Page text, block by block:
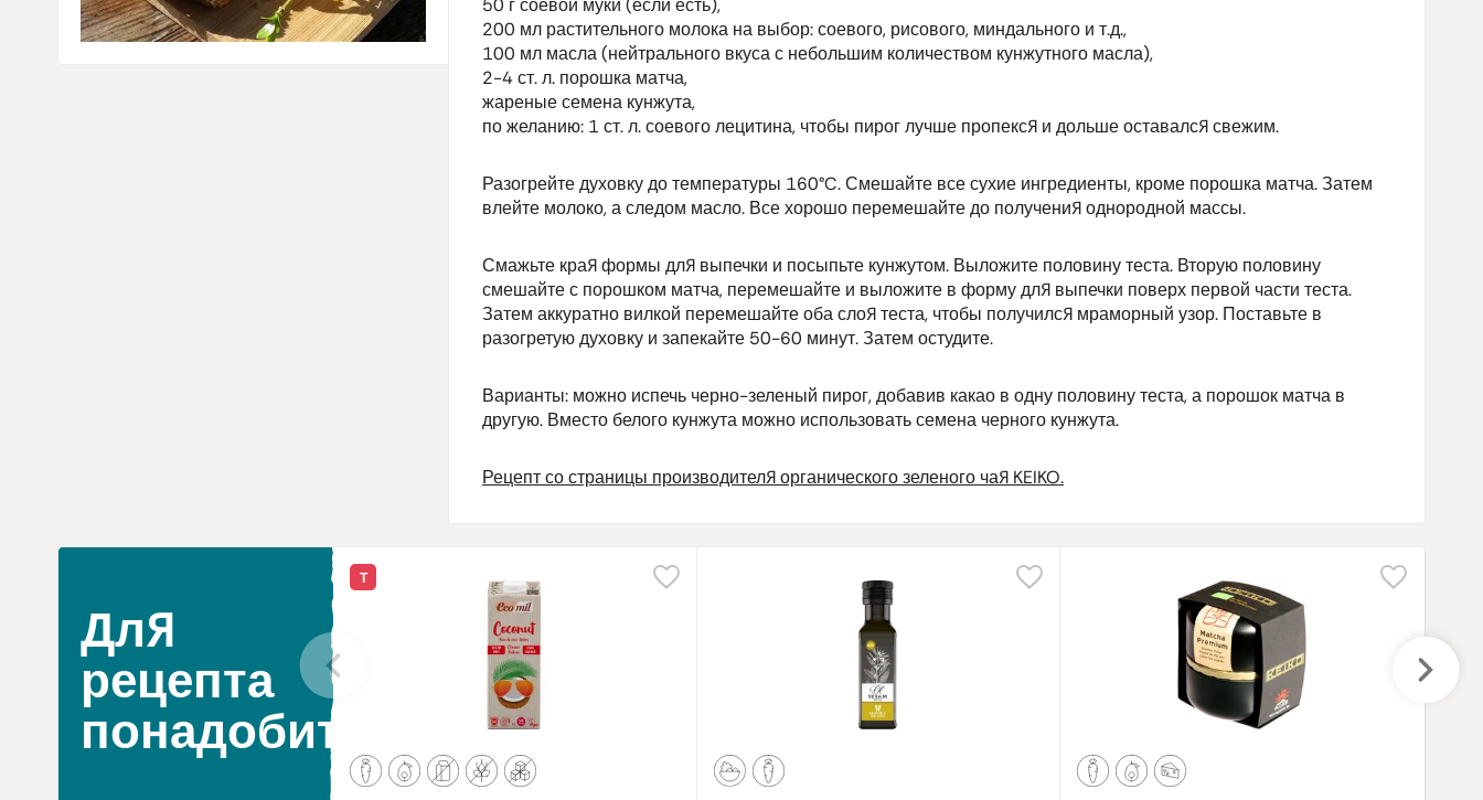
50 г соевой муки (если есть),
200 мл растительного молока на выбор: соевого, рисового, миндального и т.д.,
100 мл масла (нейтрального вкуса с небольшим количеством кунжутного масла),
2-4 ст. л. порошка матча,
жареные семена кунжута,
по желанию: 1 ст. л. соевого лецитина, чтобы пирог лучше пропекся и дольше оставался свежим.
Разогрейте духовку до температуры 160°C. Смешайте все сухие ингредиенты, кроме порошка матча. Затем
влейте молоко, а следом масло. Все хорошо перемешайте до получения однородной массы.
Смажьте края формы для выпечки и посыпьте кунжутом. Выложите половину теста. Вторую половину
смешайте с порошком матча, перемешайте и выложите в форму для выпечки поверх первой части теста.
Затем аккуратно вилкой перемешайте оба слоя теста, чтобы получился мраморный узор. Поставьте в
разогретую духовку и запекайте 50-60 минут. Затем остудите.
Варианты: можно испечь черно-зеленый пирог, добавив какао в одну половину теста, а порошок матча в
другую. Вместо белого кунжута можно использовать семена черного кунжута.
Рецепт со страницы производителя органического зеленого чая KEIKO.
Для
рецепта
понадобится
Т